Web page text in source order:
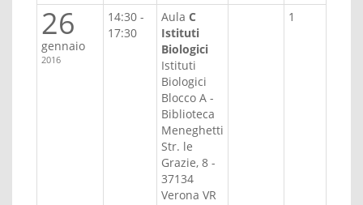
26
gennaio
2016
14:30 -
17:30
Aula C
Istituti
Biologici
Istituti
Biologici
Blocco A -
Biblioteca
Meneghetti
Str. le
Grazie, 8 -
37134
Verona VR
1